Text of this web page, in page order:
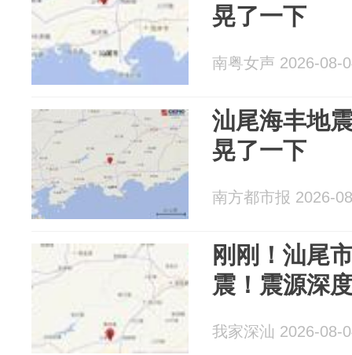
晃了一下
南粤女声 2026-08-
汕尾海丰地
晃了一下
南方都市报 2026-
刚刚！汕尾
震！震源深
我家深汕 2026-08-